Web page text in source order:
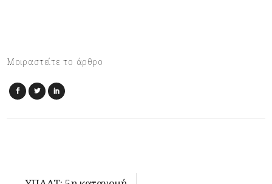
Μοιραστείτε το άρθρο